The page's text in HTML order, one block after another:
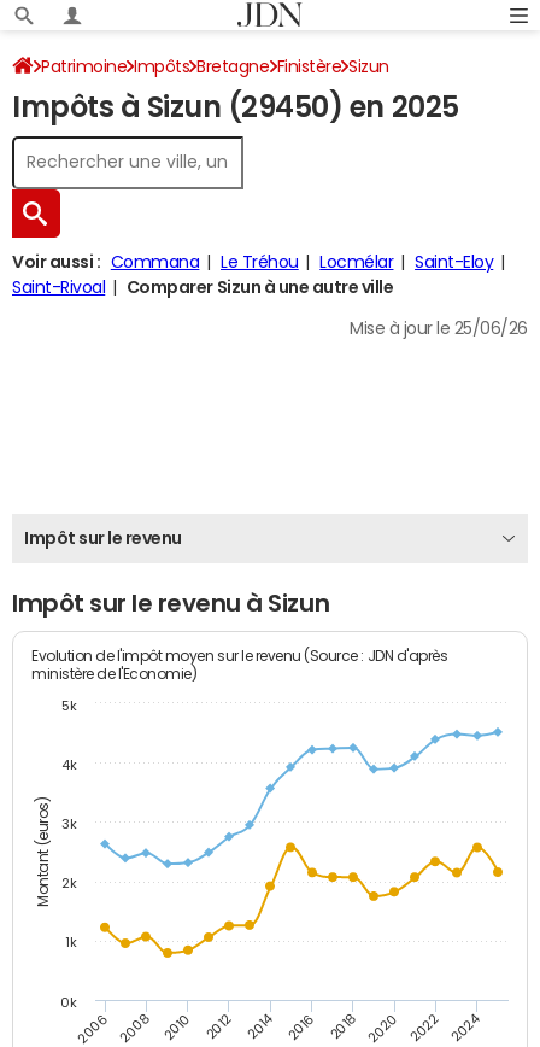
Patrimoine Impôts Bretagne Finistère Sizun
Impôt sur le revenu
Impôts à Sizun (29450) en 2025
Voir aussi : Commana Le Tréhou Locmélar
Saint-Eloy
Saint-Rivoal
Comparer Sizun à une autre ville
Mise à jour le 25/06/26
Impôt sur le revenu
Impôt sur le revenu à Sizun
Montant (euros)
Evolution de l'impôt moyen sur le revenu (Source : JDN d'après
ministère de l'Economie)
2006 2008 2010 2012 2014 2016 2018 2020 2022 2024
0k
1k
2k
3k
4k
5k